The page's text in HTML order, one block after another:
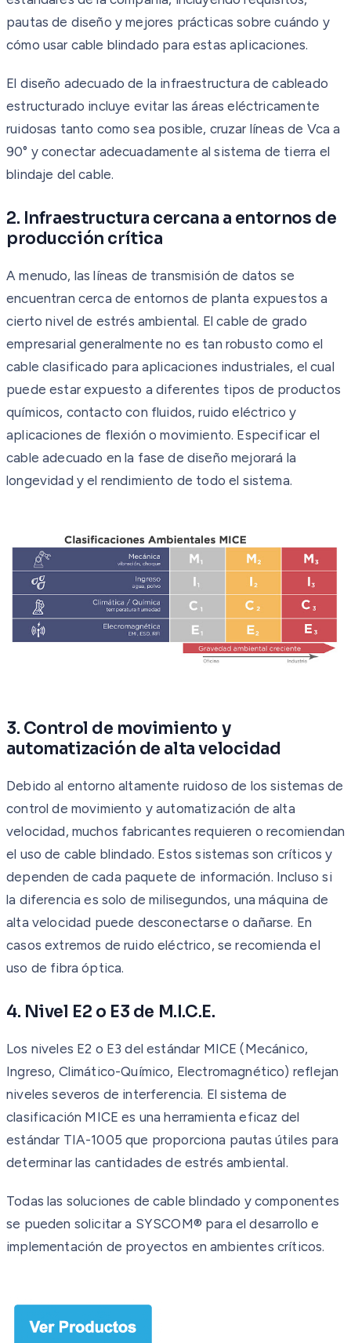
pautas de diseño y mejores prácticas sobre cuándo y
cómo usar cable blindado para estas aplicaciones.
El diseño adecuado de la infraestructura de cableado
estructurado incluye evitar las áreas eléctricamente
ruidosas tanto como sea posible, cruzar líneas de Vca a
90° y conectar adecuadamente al sistema de tierra el
blindaje del cable.
2. Infraestructura cercana a entornos de
producción crítica
A menudo, las líneas de transmisión de datos se
encuentran cerca de entornos de planta expuestos a
cierto nivel de estrés ambiental. El cable de grado
empresarial generalmente no es tan robusto como el
cable clasificado para aplicaciones industriales, el cual
puede estar expuesto a diferentes tipos de productos
químicos, contacto con fluidos, ruido eléctrico y
aplicaciones de flexión o movimiento. Especificar el
cable adecuado en la fase de diseño mejorará la
longevidad y el rendimiento de todo el sistema.
3. Control de movimiento y
automatización de alta velocidad
Debido al entorno altamente ruidoso de los sistemas de
control de movimiento y automatización de alta
velocidad, muchos fabricantes requieren o recomiendan
el uso de cable blindado. Estos sistemas son críticos y
dependen de cada paquete de información. Incluso si
la diferencia es solo de milisegundos, una máquina de
alta velocidad puede desconectarse o dañarse. En
casos extremos de ruido eléctrico, se recomienda el
uso de fibra óptica.
4. Nivel E2 o E3 de M.I.C.E.
Los niveles E2 o E3 del estándar MICE (Mecánico,
Ingreso, Climático-Químico, Electromagnético) reflejan
niveles severos de interferencia. El sistema de
clasificación MICE es una herramienta eficaz del
estándar TIA-1005 que proporciona pautas útiles para
determinar las cantidades de estrés ambiental.
Todas las soluciones de cable blindado y componentes
se pueden solicitar a SYSCOM® para el desarrollo e
implementación de proyectos en ambientes críticos.